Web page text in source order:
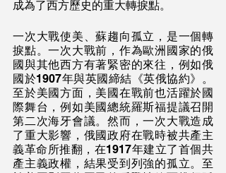
成為了西方歷史的重大轉捩點。
一次大戰使美、蘇趨向孤立，是一個轉
捩點。一次大戰前，作為歐洲國家的俄
國與其他西方有著緊密的來往，例如俄
國於1907年與英國締結《英俄協約》。
至於美國方面，美國在戰前也活躍於國
際舞台，例如美國總統羅斯福提議召開
第二次海牙會議。然而，一次大戰造成
了重大影響，俄國政府在戰時被共產主
義革命所推翻，在1917年建立了首個共
產主義政權，結果受到列強的孤立。至